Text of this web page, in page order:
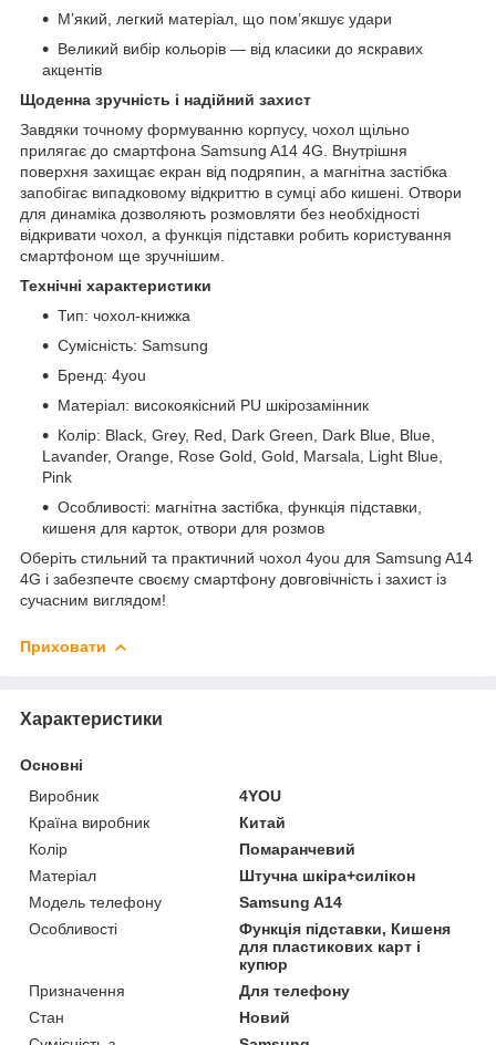
М’який, легкий матеріал, що пом’якшує удари
Великий вибір кольорів — від класики до яскравих
акцентів
Щоденна зручність і надійний захист
Завдяки точному формуванню корпусу, чохол щільно
прилягає до смартфона Samsung A14 4G. Внутрішня
поверхня захищає екран від подряпин, а магнітна застібка
запобігає випадковому відкриттю в сумці або кишені. Отвори
для динаміка дозволяють розмовляти без необхідності
відкривати чохол, а функція підставки робить користування
смартфоном ще зручнішим.
Технічні характеристики
Тип: чохол-книжка
Сумісність: Samsung
Бренд: 4you
Матеріал: високоякісний PU шкірозамінник
Колір: Black, Grey, Red, Dark Green, Dark Blue, Blue,
Lavander, Orange, Rose Gold, Gold, Marsala, Light Blue,
Pink
Особливості: магнітна застібка, функція підставки,
кишеня для карток, отвори для розмов
Оберіть стильний та практичний чохол 4you для Samsung A14
4G і забезпечте своєму смартфону довговічність і захист із
сучасним виглядом!
Приховати
Характеристики
Основні
Виробник
4YOU
Країна виробник
Китай
Колір
Помаранчевий
Матеріал
Штучна шкіра+силікон
Модель телефону
Samsung A14
Особливості
Функція підставки, Кишеня
для пластикових карт і
купюр
Призначення
Для телефону
Стан
Новий